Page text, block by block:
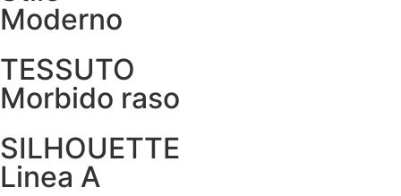
Moderno
TESSUTO
Morbido raso
SILHOUETTE
Linea A